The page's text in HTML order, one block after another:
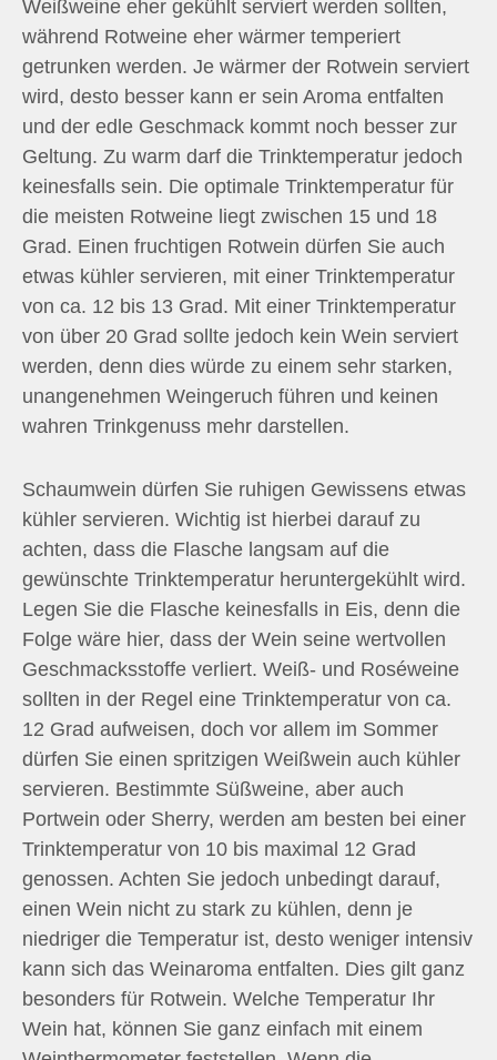
Weißweine eher gekühlt serviert werden sollten,
während Rotweine eher wärmer temperiert
getrunken werden. Je wärmer der Rotwein serviert
wird, desto besser kann er sein Aroma entfalten
und der edle Geschmack kommt noch besser zur
Geltung. Zu warm darf die Trinktemperatur jedoch
keinesfalls sein. Die optimale Trinktemperatur für
die meisten Rotweine liegt zwischen 15 und 18
Grad. Einen fruchtigen Rotwein dürfen Sie auch
etwas kühler servieren, mit einer Trinktemperatur
von ca. 12 bis 13 Grad. Mit einer Trinktemperatur
von über 20 Grad sollte jedoch kein Wein serviert
werden, denn dies würde zu einem sehr starken,
unangenehmen Weingeruch führen und keinen
wahren Trinkgenuss mehr darstellen.
Schaumwein dürfen Sie ruhigen Gewissens etwas
kühler servieren. Wichtig ist hierbei darauf zu
achten, dass die Flasche langsam auf die
gewünschte Trinktemperatur heruntergekühlt wird.
Legen Sie die Flasche keinesfalls in Eis, denn die
Folge wäre hier, dass der Wein seine wertvollen
Geschmacksstoffe verliert. Weiß- und Roséweine
sollten in der Regel eine Trinktemperatur von ca.
12 Grad aufweisen, doch vor allem im Sommer
dürfen Sie einen spritzigen Weißwein auch kühler
servieren. Bestimmte Süßweine, aber auch
Portwein oder Sherry, werden am besten bei einer
Trinktemperatur von 10 bis maximal 12 Grad
genossen. Achten Sie jedoch unbedingt darauf,
einen Wein nicht zu stark zu kühlen, denn je
niedriger die Temperatur ist, desto weniger intensiv
kann sich das Weinaroma entfalten. Dies gilt ganz
besonders für Rotwein. Welche Temperatur Ihr
Wein hat, können Sie ganz einfach mit einem